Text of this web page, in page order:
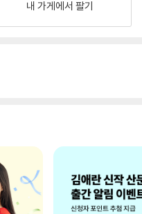
내 가게에서 팔기